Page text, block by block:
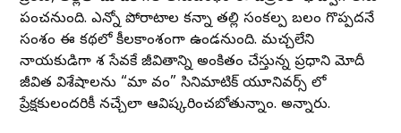
పంచనుంది. ఎన్నో పోరాటాల కన్నా తల్లి సంకల్ప బలం గొప్పదనే
సందేశం ఈ కథలో కీలకాంశంగా ఉండనుంది. మచ్చలేని
నాయకుడిగా దేశ సేవకే జీవితాన్ని అంకితం చేస్తున్న ప్రధాని మోదీ
జీవిత విశేషాలను “మా వందే” సినిమాటిక్ యూనివర్స్ లో
ప్రేక్షకులందరికీ నచ్చేలా ఆవిష్కరించబోతున్నాం. అన్నారు.